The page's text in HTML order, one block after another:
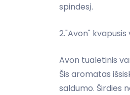
spindesį.
2."Avon"
Avon tualetinis
Šis aromatas
saldumo. Širdies